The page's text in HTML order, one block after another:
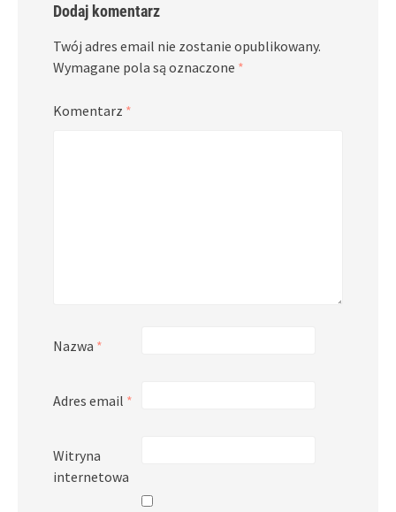
Dodaj komentarz
Twój adres email nie zostanie opublikowany.
Wymagane pola są oznaczone *
Komentarz *
Nazwa *
Adres email *
Witryna
internetowa